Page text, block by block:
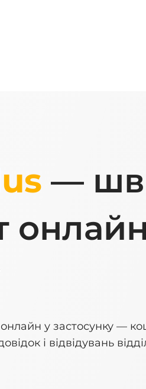
—
у застосунку —
і відвідувань